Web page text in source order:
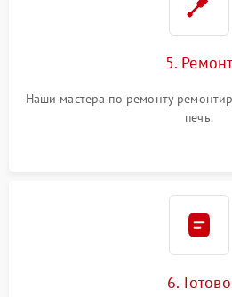
5.
Наши мастера по ремонту
печь.
6. Готово